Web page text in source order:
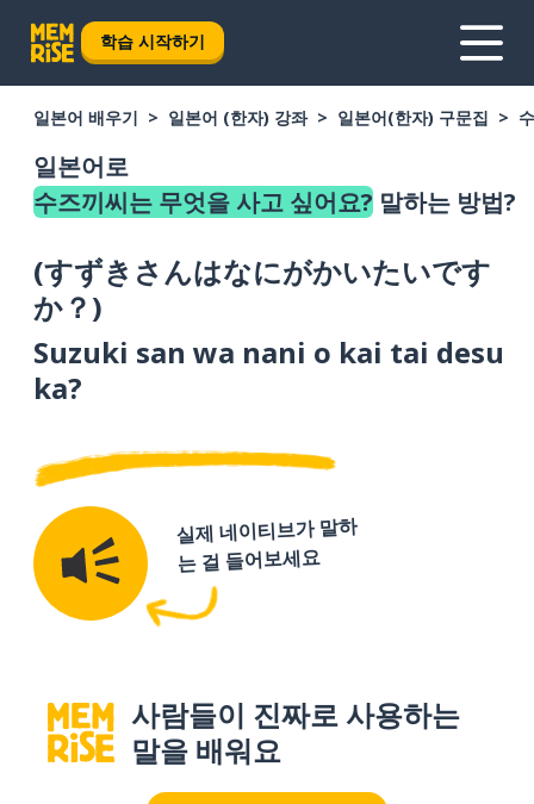
학습 시작하기
일본어 배우기 일본어 (한자) 강좌 일본어(한자) 구문집
일본어로
수즈끼씨는 무엇을 사고 싶어요? 말하는 방법?
(すずきさんはなにがかいたいです
か？)
Suzuki san wa nani o kai tai desu
ka?
실제 네이티브가 말하
는 걸 들어보세요
사람들이 진짜로 사용하는
말을 배워요